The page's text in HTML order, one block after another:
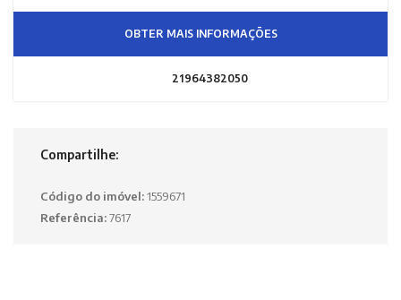
OBTER MAIS INFORMAÇÕES
21964382050
Compartilhe:
Código do imóvel:1559671
Referência:7617